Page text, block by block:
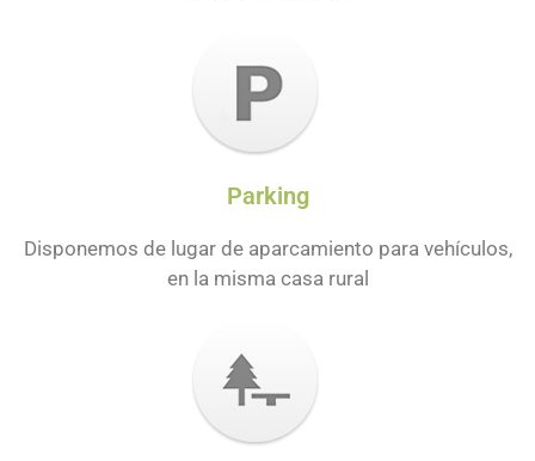
Parking
Disponemos de lugar de aparcamiento para vehículos,
en la misma casa rural